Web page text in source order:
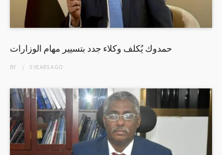
حمدوك يُكلف وكلاء جدد بتسيير مهام الوزارات
BY 5 YEARSAGO